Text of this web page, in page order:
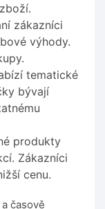
zákazníci
výhody.
tematické
bývají
produkty
Zákazníci
cenu.
časově